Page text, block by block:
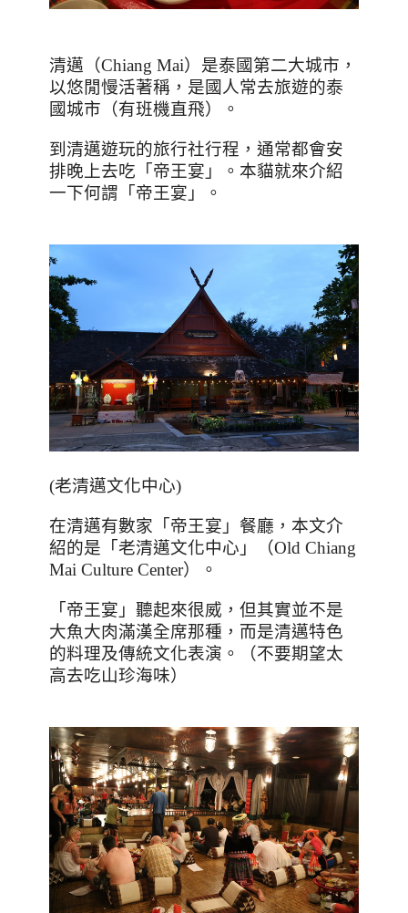
清邁（Chiang Mai）是泰國第二大城市，
以悠閒慢活著稱，是國人常去旅遊的泰
國城市（有班機直飛）。
到清邁遊玩的旅行社行程，通常都會安
排晚上去吃「帝王宴」。本貓就來介紹
一下何謂「帝王宴」。
(老清邁文化中心)
在清邁有數家「帝王宴」餐廳，本文介
紹的是「老清邁文化中心」（Old Chiang
Mai Culture Center）。
「帝王宴」聽起來很威，但其實並不是
大魚大肉滿漢全席那種，而是清邁特色
的料理及傳統文化表演。（不要期望太
高去吃山珍海味）